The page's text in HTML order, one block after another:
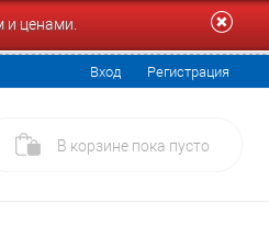
и ценами.
Вход Регистрация
В корзине пока пусто